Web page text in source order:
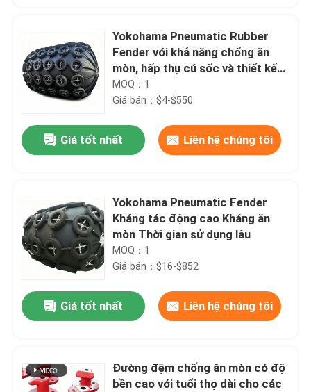
Nhà
Yokohama Pneumatic Rubber
Fender với khả năng chống ăn
mòn, hấp thụ cú sốc và thiết kế
nhẹ cho các ứng dụng trên biển
MOQ：1
Giá bán：$4-$550
Giá tốt nhất Liên hệ chúng tôi
Yokohama Pneumatic Fender
Kháng tác động cao Kháng ăn
mòn Thời gian sử dụng lâu
MOQ：1
Giá bán：$16-$852
Giá tốt nhất Liên hệ chúng tôi
Đường đệm chống ăn mòn có độ
bền cao với tuổi thọ dài cho các